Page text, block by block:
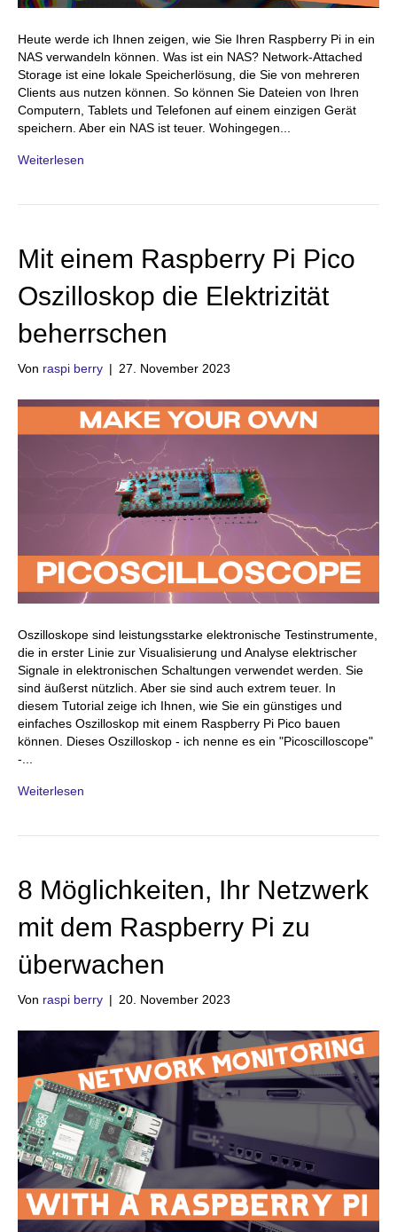
Heute werde ich Ihnen zeigen, wie Sie Ihren Raspberry Pi in ein
NAS verwandeln können. Was ist ein NAS? Network-Attached
Storage ist eine lokale Speicherlösung, die Sie von mehreren
Clients aus nutzen können. So können Sie Dateien von Ihren
Computern, Tablets und Telefonen auf einem einzigen Gerät
speichern. Aber ein NAS ist teuer. Wohingegen...
Weiterlesen
Mit einem Raspberry Pi Pico
Oszilloskop die Elektrizität
beherrschen
Von raspi berry | 27. November 2023
Oszilloskope sind leistungsstarke elektronische Testinstrumente,
die in erster Linie zur Visualisierung und Analyse elektrischer
Signale in elektronischen Schaltungen verwendet werden. Sie
sind äußerst nützlich. Aber sie sind auch extrem teuer. In
diesem Tutorial zeige ich Ihnen, wie Sie ein günstiges und
einfaches Oszilloskop mit einem Raspberry Pi Pico bauen
können. Dieses Oszilloskop - ich nenne es ein "Picoscilloscope"
-...
Weiterlesen
8 Möglichkeiten, Ihr Netzwerk
mit dem Raspberry Pi zu
überwachen
Von raspi berry | 20. November 2023